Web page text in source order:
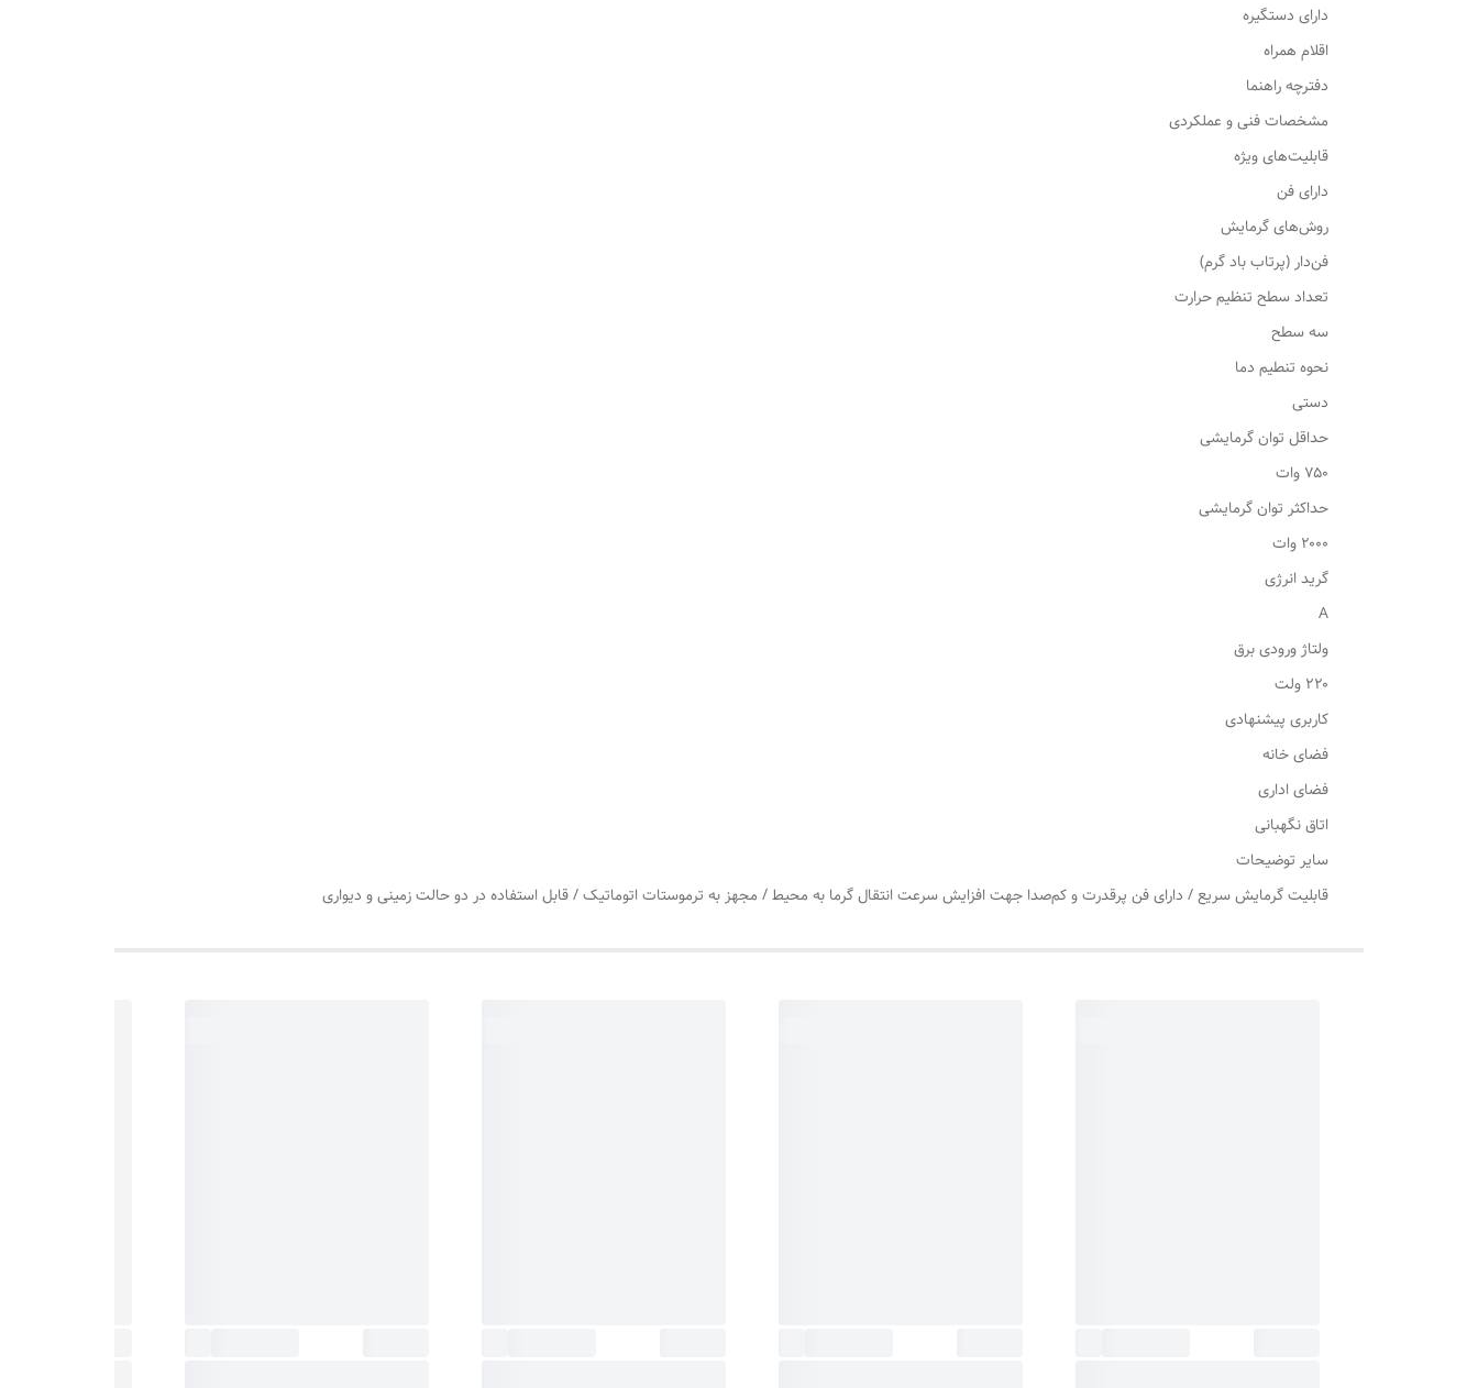
دارای دستگیره
اقلام همراه
دفترچه راهنما
مشخصات فنی و عملکردی
قابلیت‌های ویژه
دارای فن
روش‌های گرمایش
فن‌دار (پرتاب باد گرم)
تعداد سطح تنظیم حرارت
سه سطح
نحوه تنطیم دما
دستی
حداقل توان گرمایشی
۷۵۰ وات
حداکثر توان گرمایشی
۲۰۰۰ وات
گرید انرژی
A
ولتاژ ورودی برق
۲۲۰ ولت
کاربری پیشنهادی
فضای خانه
فضای اداری
اتاق نگهبانی
سایر توضیحات
قابلیت گرمایش سریع / دارای فن پرقدرت و کم‌صدا جهت افزایش سرعت انتقال گرما به محیط / مجهز به ترموستات اتوماتیک / قابل استفاده در دو حالت زمینی و دیواری